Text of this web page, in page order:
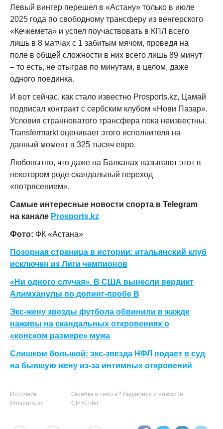
Левый вингер перешел в «Астану» только в июле
2025 года по свободному трансферу из венгерского
«Кечкемета» и успел поучаствовать в КПЛ всего
лишь в 8 матчах с 1 забитым мячом, проведя на
поле в общей сложности в них всего лишь 89 минут
– то есть, не отыграв по минутам, в целом, даже
одного поединка.
И вот сейчас, как стало известно Prosports.kz, Цамай
подписал контракт с сербским клубом «Нови Пазар».
Условия странноватого трансфера пока неизвестны.
Transfermarkt оценивает этого исполнителя на
данный момент в 325 тысяч евро.
Любопытно, что даже на Балканах называют этот в
некотором роде скандальный переход
«потрясением».
Самые интересные новости спорта в Telegram
на канале Prosports.kz
Фото: ФК «Астана»
Позорная страница в истории: итальянский клуб
исключен из Лиги чемпионов
«Ни одного случая». В США вынесли вердикт
Алимханулы по допинг-пробе В
Экс-жену звезды футбола обвинили в жажде
наживы на скандальных откровениях о
«конском размере» мужа
Слишком большой: экс-звезда НФЛ подает в суд
на бывшую жену из-за интимных откровений
Источник:
Prosports.kz
Ошибка в тексте? Выделите и нажмите
Ctrl+Enter